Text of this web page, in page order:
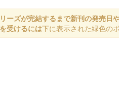
ーズが完結するまで新刊の発売日
受けるには下に表示された緑色の